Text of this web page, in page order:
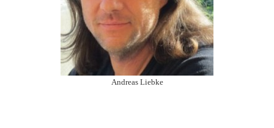
Andreas Liebke